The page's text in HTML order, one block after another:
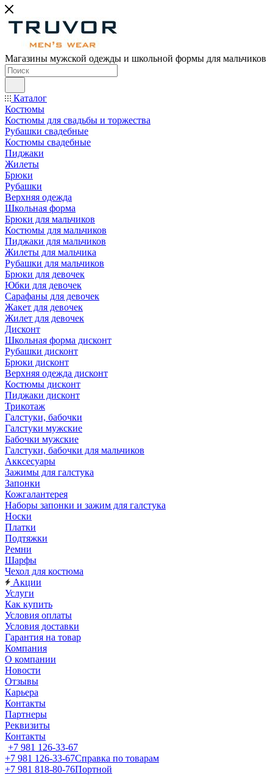
Магазины мужской одежды и школьной формы для мальчиков
Каталог
Костюмы
Костюмы для свадьбы и торжества
Рубашки свадебные
Костюмы свадебные
Пиджаки
Жилеты
Брюки
Рубашки
Верхняя одежда
Школьная форма
Брюки для мальчиков
Костюмы для мальчиков
Пиджаки для мальчиков
Жилеты для мальчика
Рубашки для мальчиков
Брюки для девочек
Юбки для девочек
Сарафаны для девочек
Жакет для девочек
Жилет для девочек
Дисконт
Школьная форма дисконт
Рубашки дисконт
Брюки дисконт
Верхняя одежда дисконт
Костюмы дисконт
Пиджаки дисконт
Трикотаж
Галстуки, бабочки
Галстуки мужские
Бабочки мужские
Галстуки, бабочки для мальчиков
Акксесуары
Зажимы для галстука
Запонки
Кожгалантерея
Наборы запонки и зажим для галстука
Носки
Платки
Подтяжки
Ремни
Шарфы
Чехол для костюма
Акции
Услуги
Как купить
Условия оплаты
Условия доставки
Гарантия на товар
Компания
О компании
Новости
Отзывы
Карьера
Контакты
Партнеры
Реквизиты
Контакты
+7 981 126-33-67
+7 981 126-33-67Справка по товарам
+7 981 818-80-76Портной